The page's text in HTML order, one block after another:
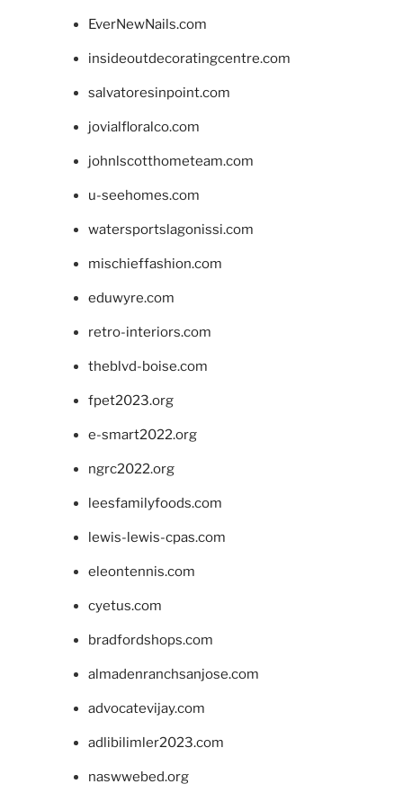
EverNewNails.com
insideoutdecoratingcentre.com
salvatoresinpoint.com
jovialfloralco.com
johnlscotthometeam.com
u-seehomes.com
watersportslagonissi.com
mischieffashion.com
eduwyre.com
retro-interiors.com
theblvd-boise.com
fpet2023.org
e-smart2022.org
ngrc2022.org
leesfamilyfoods.com
lewis-lewis-cpas.com
eleontennis.com
cyetus.com
bradfordshops.com
almadenranchsanjose.com
advocatevijay.com
adlibilimler2023.com
naswwebed.org